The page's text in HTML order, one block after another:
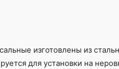
изготовлены из
для установки на